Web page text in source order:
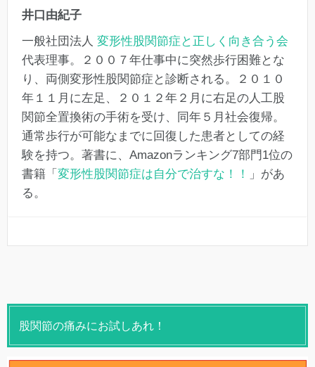
井口由紀子
一般社団法人 変形性股関節症と正しく向き合う会
代表理事。２００７年仕事中に突然歩行困難とな
り、両側変形性股関節症と診断される。２０１０
年１１月に左足、２０１２年２月に右足の人工股
関節全置換術の手術を受け、同年５月社会復帰。
通常歩行が可能なまでに回復した患者としての経
験を持つ。著書に、Amazonランキング7部門1位の
書籍「 変形性股関節症は自分で治すな！！
」があ
る。
股関節の痛みにお試しあれ！